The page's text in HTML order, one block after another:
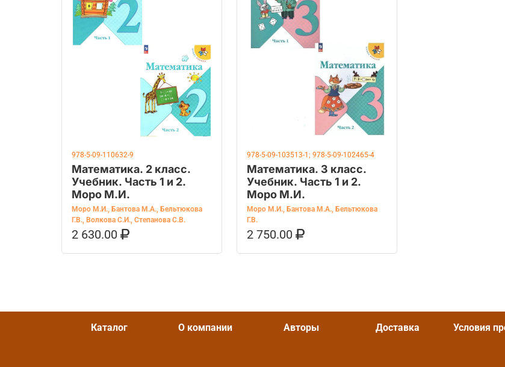
978-5-09-110632-9
Математика. 2 класс.
Учебник. Часть 1 и 2.
Моро М.И.
Моро М.И., Бантова М.А., Бельтюкова
Г.В., Волкова С.И., Степанова С.В.
2 630.00
В КОРЗИНУ
978-5-09-103513-1; 978-5-09-102465-4
Математика. 3 класс.
Учебник. Часть 1 и 2.
Моро М.И.
Моро М.И., Бантова М.А., Бельтюкова
Г.В.
2 750.00
В КОРЗИНУ
Каталог О компании Авторы Доставка Условия